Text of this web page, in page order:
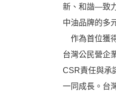
新、和諧—致
中油品牌的多
作為首位獲
台灣公民營企
CSR責任與承
一同成長。台